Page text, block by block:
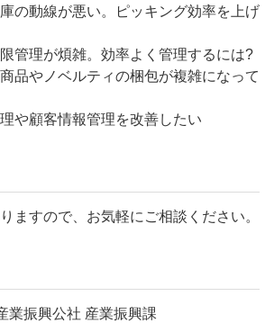
動線が悪い。ピッキング効率を上げ
理が煩雑。効率よく管理するには?
品やノベルティの梱包が複雑になって
顧客情報管理を改善したい
ますので、お気軽にご相談ください。
業振興公社 産業振興課